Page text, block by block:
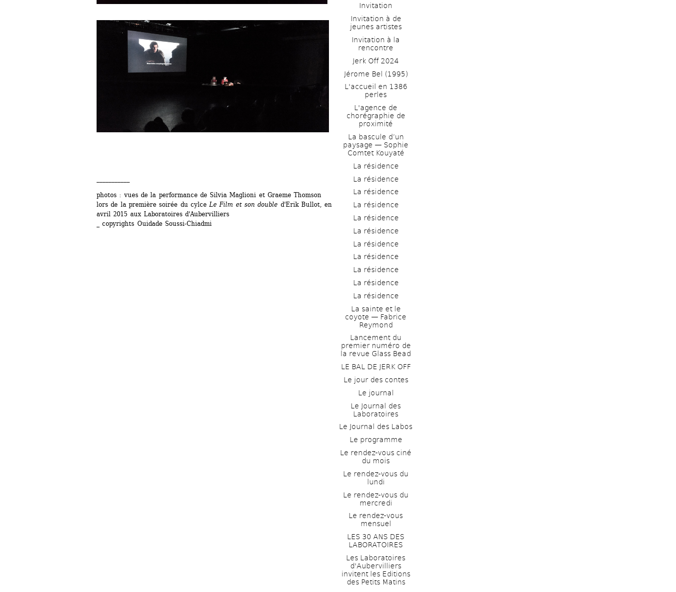
photos : vues de la performance de Silvia Maglioni et Graeme Thomson
lors de la première soirée du cylce Le Film et son double d'Erik Bullot, en
avril 2015 aux Laboratoires d'Aubervilliers
_ copyrights Ouidade Soussi-Chiadmi
Invitation
Invitation à de
jeunes artistes
Invitation à la
rencontre
Jerk Off 2024
Jérome Bel (1995)
L'accueil en 1386
perles
L'agence de
chorégraphie de
proximité
La bascule d’un
paysage — Sophie
Comtet Kouyaté
La résidence
La résidence
La résidence
La résidence
La résidence
La résidence
La résidence
La résidence
La résidence
La résidence
La résidence
La sainte et le
coyote — Fabrice
Reymond
Lancement du
premier numéro de
la revue Glass Bead
LE BAL DE JERK OFF
Le jour des contes
Le journal
Le Journal des
Laboratoires
Le Journal des Labos
Le programme
Le rendez-vous ciné
du mois
Le rendez-vous du
lundi
Le rendez-vous du
mercredi
Le rendez-vous
mensuel
LES 30 ANS DES
LABORATOIRES
Les Laboratoires
d'Aubervilliers
invitent les Editions
des Petits Matins